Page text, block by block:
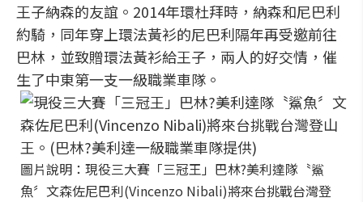
王子納森的友誼。2014年環杜拜時，納森和尼巴利
約騎，同年穿上環法黃衫的尼巴利隔年再受邀前往
巴林，並致贈環法黃衫給王子，兩人的好交情，催
生了中東第一支一級職業車隊。
圖片說明：現役三大賽「三冠王」巴林?美利達隊〝鯊
魚〞文森佐尼巴利(Vincenzo Nibali)將來台挑戰台灣登